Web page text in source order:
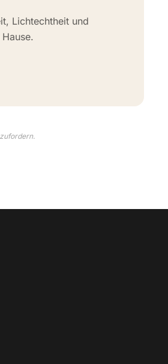
Lichtechtheit und